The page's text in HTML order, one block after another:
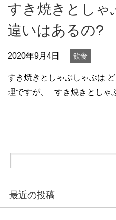
すき焼きとしゃ
違いはあるの?
2020年9月4日 飲食
すき焼きとしゃぶしゃぶは
理ですが、 すき焼きとしゃ
最近の投稿